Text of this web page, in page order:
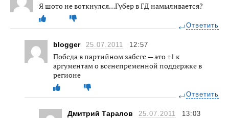
Я шото не воткнулся…Губер в ГД намыливается?
Ответить
blogger 25.07.2011 12:57
Победа в партийном забеге — это +1 к
аргументам о всенепременной поддержке в
регионе
Ответить
Дмитрий Таралов 25.07.2011 13:03